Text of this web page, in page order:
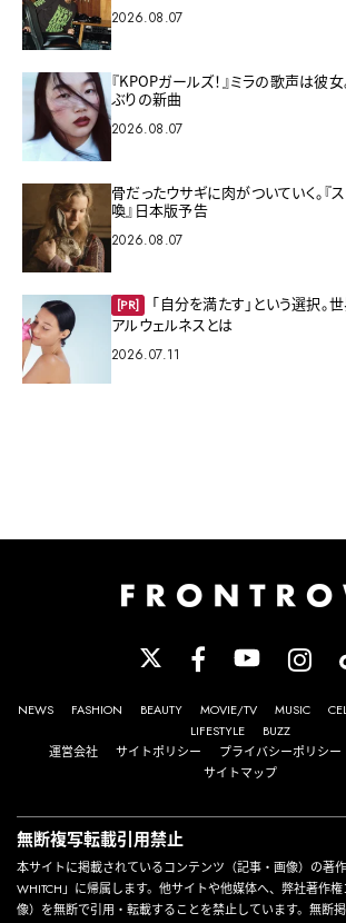
2026.08.07
『KPOPガールズ！』ミラの歌声は彼
ぶりの新曲
2026.08.07
骨だったウサギに肉がついていく。『
喚』日本版予告
2026.08.07
[PR]
「自分を満たす」という選択。
アルウェルネスとは
2026.07.11
NEWS FASHION BEAUTY MOVIE/TV MUSIC
LIFESTYLE
BUZZ
運営会社
サイトポリシー プライバシーポリシー
サイトマップ
無断複写転載引用禁止
本サイトに掲載されているコンテンツ（記事・画像）の著
WHITCH」に帰属します。他サイトや他媒体へ、弊社著作
像）を無断で引用・転載することを禁止しています。無断